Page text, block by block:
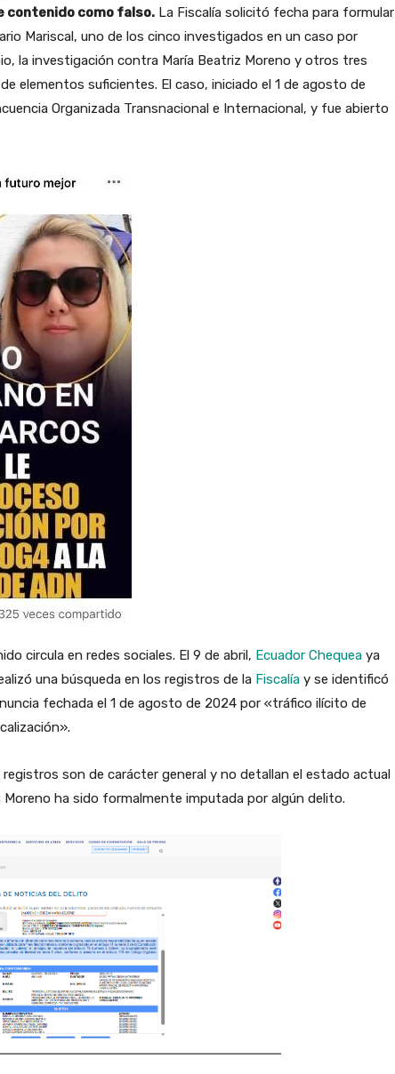
contenido como falso. La Fiscalía solicitó fecha para formular
Mariscal, uno de los cinco investigados en un caso por
la investigación contra María Beatriz Moreno y otros tres
elementos suficientes. El caso, iniciado el 1 de agosto de
Organizada Transnacional e Internacional, y fue abierto
circula en redes sociales. El 9 de abril, Ecuador Chequea ya
una búsqueda en los registros de la Fiscalía y se identificó
fechada el 1 de agosto de 2024 por «tráfico ilícito de
son de carácter general y no detallan el estado actual
ha sido formalmente imputada por algún delito.